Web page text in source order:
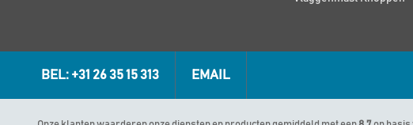
BEL: +31 26 35 15 313 EMAIL